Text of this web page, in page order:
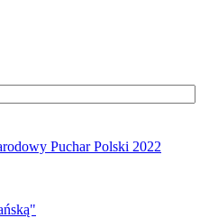
Puchar Polski 2022